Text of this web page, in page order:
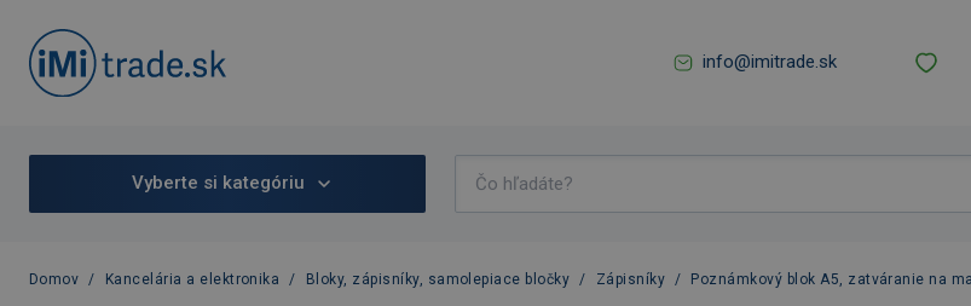
info@imitrade.sk
Vyberte si kategóriu
Domov / Kancelária a elektronika / Bloky, zápisníky, samolepiace bločky / Zápisníky / Poznámkový blok A5, zatváranie na